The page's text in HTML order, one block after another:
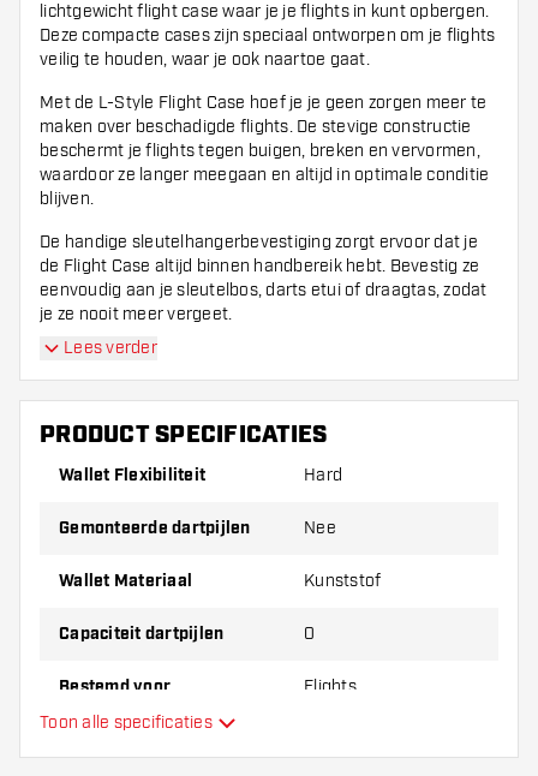
lichtgewicht flight case waar je je flights in kunt opbergen.
Deze compacte cases zijn speciaal ontworpen om je flights
veilig te houden, waar je ook naartoe gaat.
Met de L-Style Flight Case hoef je je geen zorgen meer te
maken over beschadigde flights. De stevige constructie
beschermt je flights tegen buigen, breken en vervormen,
waardoor ze langer meegaan en altijd in optimale conditie
blijven.
De handige sleutelhangerbevestiging zorgt ervoor dat je
de Flight Case altijd binnen handbereik hebt. Bevestig ze
eenvoudig aan je sleutelbos, darts etui of draagtas, zodat
je ze nooit meer vergeet.
Elke L-Style Flight Case biedt ruimte voor e?e?n set aan
flights, zodat je altijd een reserve bij de hand hebt. Of je nu
een professionele darter bent die op zoek is naar
betrouwbare bescherming voor je L-Style flights, of
wil bewaren, deze cases zijn de perfecte keuze.
Met het compacte formaat is de L-Style Flight Case
gaat, op reis bent of gewoon een potje darts speelt met
vrienden. Berg je flights veilig in een hoek van 90 graden
Style Flight Case.
Deze case wordt geleverd zonder accessoires.
Lees verder
PRODUCT SPECIFICATIES
Wallet Flexibiliteit Hard
Gemonteerde dartpijlen Nee
Wallet Materiaal Kunststof
Capaciteit dartpijlen 0
Bestemd voor Flights
Toon alle specificaties